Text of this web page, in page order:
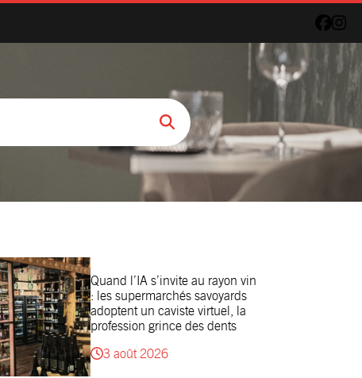
Quand l’IA s’invite au rayon vin
: les supermarchés savoyards
adoptent un caviste virtuel, la
profession grince des dents
3 août 2026